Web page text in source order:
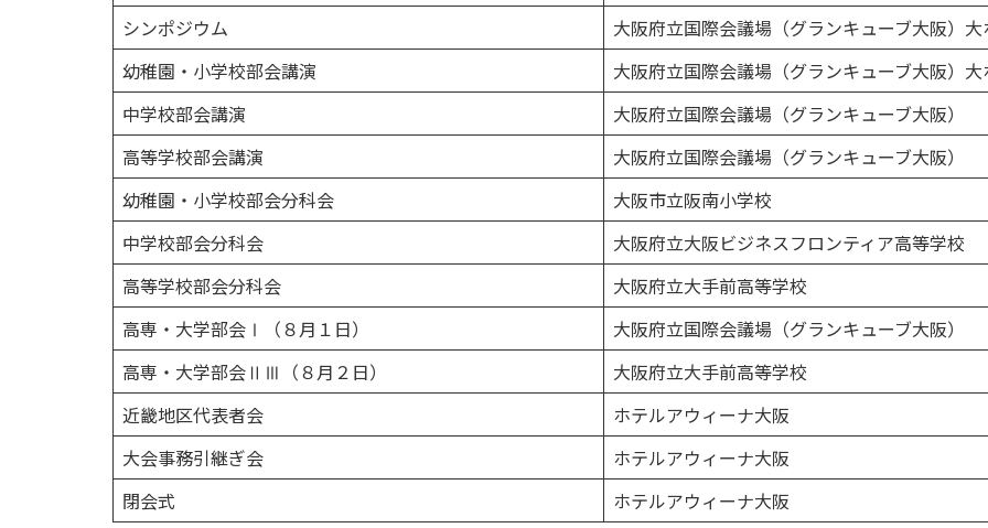
シンポジウム
大阪府立国際会議場（グランキューブ大阪）
幼稚園・小学校部会講演
大阪府立国際会議場（グランキューブ大阪）
中学校部会講演
大阪府立国際会議場（グランキューブ大阪）
高等学校部会講演
大阪府立国際会議場（グランキューブ大阪）
幼稚園・小学校部会分科会
大阪市立阪南小学校
中学校部会分科会
大阪府立大阪ビジネスフロンティア高等学校
高等学校部会分科会
大阪府立大手前高等学校
高専・大学部会Ⅰ（８月１日）
大阪府立国際会議場（グランキューブ大阪）
高専・大学部会ⅡⅢ（８月２日）
大阪府立大手前高等学校
近畿地区代表者会
ホテルアウィーナ大阪
大会事務引継ぎ会
ホテルアウィーナ大阪
閉会式
ホテルアウィーナ大阪